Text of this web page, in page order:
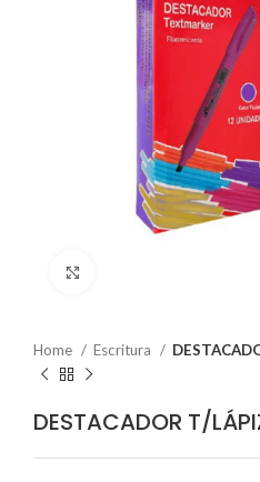
Home Escritura
DESTACADOR T/